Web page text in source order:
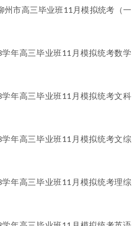
州市高三毕业班11月模拟统考（一
年高三毕业班11月模拟统考数学
年高三毕业班11月模拟统考文科
年高三毕业班11月模拟统考文综
年高三毕业班11月模拟统考理综